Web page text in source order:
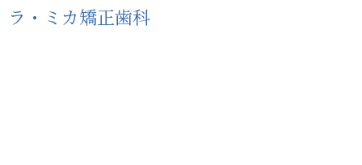
ラ・ミカ矯正歯科